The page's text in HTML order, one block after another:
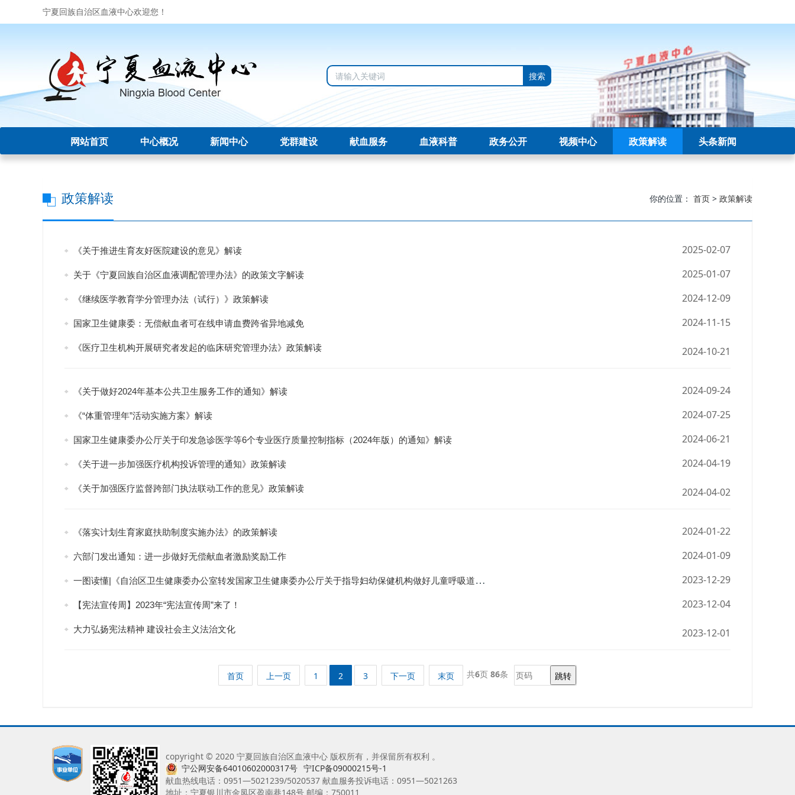
宁夏回族自治区血液中心欢迎您！
搜索
网站首页 中心概况 新闻中心 党群建设 献血服务 血液科普 政务公开 视频中心 政策解读 头条新闻
政策解读 你的位置： 首页 > 政策解读
《关于推进生育友好医院建设的意见》解读 2025-02-07
关于《宁夏回族自治区血液调配管理办法》的政策文字解读 2025-01-07
《继续医学教育学分管理办法（试行）》政策解读 2024-12-09
国家卫生健康委：无偿献血者可在线申请血费跨省异地减免 2024-11-15
《医疗卫生机构开展研究者发起的临床研究管理办法》政策解读 2024-10-21
《关于做好2024年基本公共卫生服务工作的通知》解读 2024-09-24
《“体重管理年”活动实施方案》解读 2024-07-25
国家卫生健康委办公厅关于印发急诊医学等6个专业医疗质量控制指标（2024年版）的通知》解读 2024-06-21
《关于进一步加强医疗机构投诉管理的通知》政策解读 2024-04-19
《关于加强医疗监督跨部门执法联动工作的意见》政策解读 2024-04-02
《落实计划生育家庭扶助制度实施办法》的政策解读 2024-01-22
六部门发出通知：进一步做好无偿献血者激励奖励工作 2024-01-09
一图读懂|《自治区卫生健康委办公室转发国家卫生健康委办公厅关于指导妇幼保健机构做好儿童呼吸道疾病诊疗服务的通知》 2023-12-29
【宪法宣传周】2023年“宪法宣传周”来了！ 2023-12-04
大力弘扬宪法精神 建设社会主义法治文化 2023-12-01
首页 上一页 1 2 3 下一页 末页 共6页 86条
copyright © 2020 宁夏回族自治区血液中心 版权所有，并保留所有权利 。
宁公网安备64010602000317号 宁ICP备09000215号-1
献血热线电话：0951—5021239/5020537 献血服务投诉电话：0951—5021263
地址：宁夏银川市金凤区盈南巷148号 邮编：750011